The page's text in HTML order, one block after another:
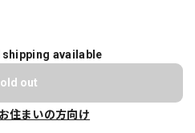
available
out
住まいの方向け